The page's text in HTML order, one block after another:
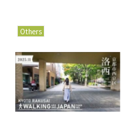
Others